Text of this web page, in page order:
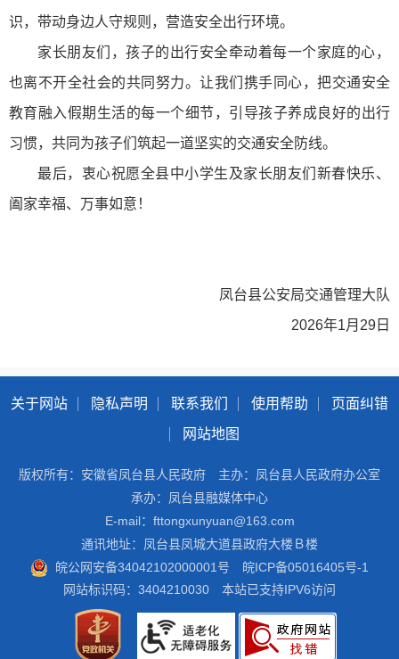
识，带动身边人守规则，营造安全出行环境。
家长朋友们，孩子的出行安全牵动着每一个家庭的心，
也离不开全社会的共同努力。让我们携手同心，把交通安全
教育融入假期生活的每一个细节，引导孩子养成良好的出行
习惯，共同为孩子们筑起一道坚实的交通安全防线。
最后，衷心祝愿全县中小学生及家长朋友们新春快乐、
阖家幸福、万事如意！
凤台县公安局交通管理大队
2026年1月29日
关于网站 隐私声明 联系我们 使用帮助
页面纠错
网站地图
版权所有：安徽省凤台县人民政府
主办：凤台县人民政府办公室
承办：凤台县融媒体中心
E-mail：fttongxunyuan@163.com
通讯地址：凤台县凤城大道县政府大楼Ｂ楼
皖公网安备34042102000001号
皖ICP备05016405号-1
网站标识码：3404210030
本站已支持IPV6访问